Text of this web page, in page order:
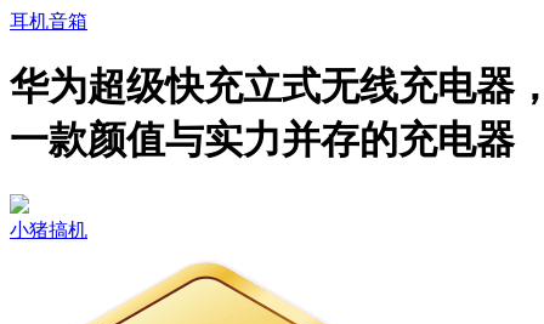
耳机音箱
华为超级快充立式无线充电器
一款颜值与实力并存的充电器
小猪搞机